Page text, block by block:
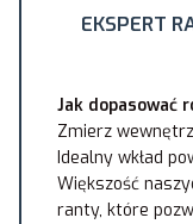
EKSPERT
Jak dopasować
Zmierz
Idealny wkład
Większość
ranty, które